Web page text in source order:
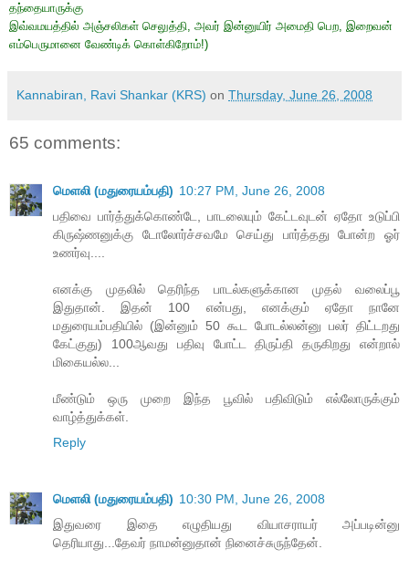
தந்தையாருக்கு
இவ்வமயத்தில் அஞ்சலிகள் செலுத்தி, அவர் இன்னுயிர் அமைதி பெற, இறைவன்
எம்பெருமானை வேண்டிக் கொள்கிறோம்!)
Kannabiran, Ravi Shankar (KRS) on Thursday, June 26, 2008
65 comments:
மெளலி (மதுரையம்பதி) 10:27 PM, June 26, 2008
பதிவை பார்த்துக்கொண்டே, பாடலையும் கேட்டவுடன் ஏதோ உடுப்பி
கிருஷ்ணனுக்கு டோலோர்ச்சவமே செய்து பார்த்தது போன்ற ஓர்
உணர்வு....
எனக்கு முதலில் தெரிந்த பாடல்களுக்கான முதல் வலைப்பூ
இதுதான். இதன் 100 என்பது, எனக்கும் ஏதோ நானே
மதுரையம்பதியில் (இன்னும் 50 கூட போடல்லன்னு பலர் திட்டறது
கேட்குது) 100ஆவது பதிவு போட்ட திருப்தி தருகிறது என்றால்
மிகையல்ல...
மீண்டும் ஒரு முறை இந்த பூவில் பதிவிடும் எல்லோருக்கும்
வாழ்த்துக்கள்.
Reply
மெளலி (மதுரையம்பதி) 10:30 PM, June 26, 2008
இதுவரை இதை எழுதியது வியாசராயர் அப்படின்னு
தெரியாது...தேவர் நாமன்னுதான் நினைச்சுருந்தேன்.